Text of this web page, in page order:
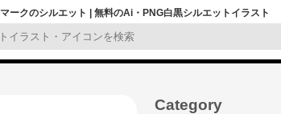
ークのシルエット | 無料のAi・PNG白黒シルエットイラスト
Category